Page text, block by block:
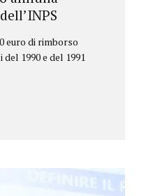
euro di rimborso
1990 e del 1991